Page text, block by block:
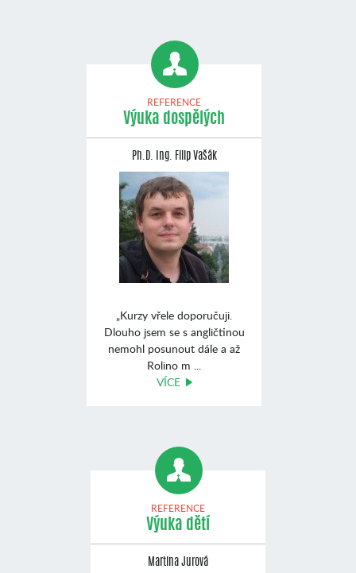
REFERENCE
Výuka dospělých
Ph.D. Ing. Filip Vašák
„Kurzy vřele doporučuji.
Dlouho jsem se s angličtinou
nemohl posunout dále a až
Rolino m ...
VÍCE
REFERENCE
Výuka dětí
Martina Jurová